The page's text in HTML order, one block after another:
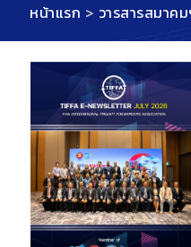
เกี่ยวกับเรา
คณะกรรมการบริหารสมาค
ข่าวสารและกิจกรรม
มาตรฐาน TIFFA Mark
การขอรับรองมาตรฐาน
TIFFA MARK
สมัครสมาชิกสมาคมฯ
กฎระเบียบ พระราชบัญญั
หน้าแรก วารสารสมาค